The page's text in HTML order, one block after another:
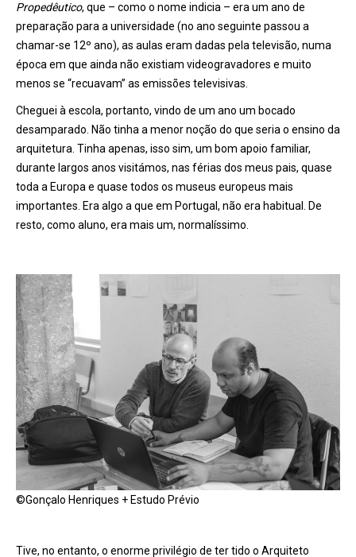
Propedêutico, que – como o nome indicia – era um ano de
preparação para a universidade (no ano seguinte passou a
chamar-se 12º ano), as aulas eram dadas pela televisão, numa
época em que ainda não existiam videogravadores e muito
menos se “recuavam” as emissões televisivas.
Cheguei à escola, portanto, vindo de um ano um bocado
desamparado. Não tinha a menor noção do que seria o ensino da
arquitetura. Tinha apenas, isso sim, um bom apoio familiar,
durante largos anos visitámos, nas férias dos meus pais, quase
toda a Europa e quase todos os museus europeus mais
importantes. Era algo a que em Portugal, não era habitual. De
resto, como aluno, era mais um, normalíssimo.
©Gonçalo Henriques + Estudo Prévio
Tive, no entanto, o enorme privilégio de ter tido o Arquiteto